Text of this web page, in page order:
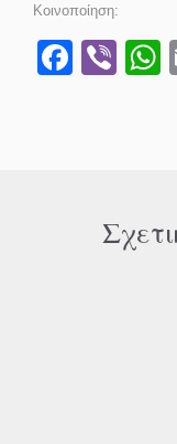
Κοινοποίηση: